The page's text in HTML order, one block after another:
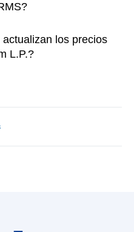
los precios
L.P.?